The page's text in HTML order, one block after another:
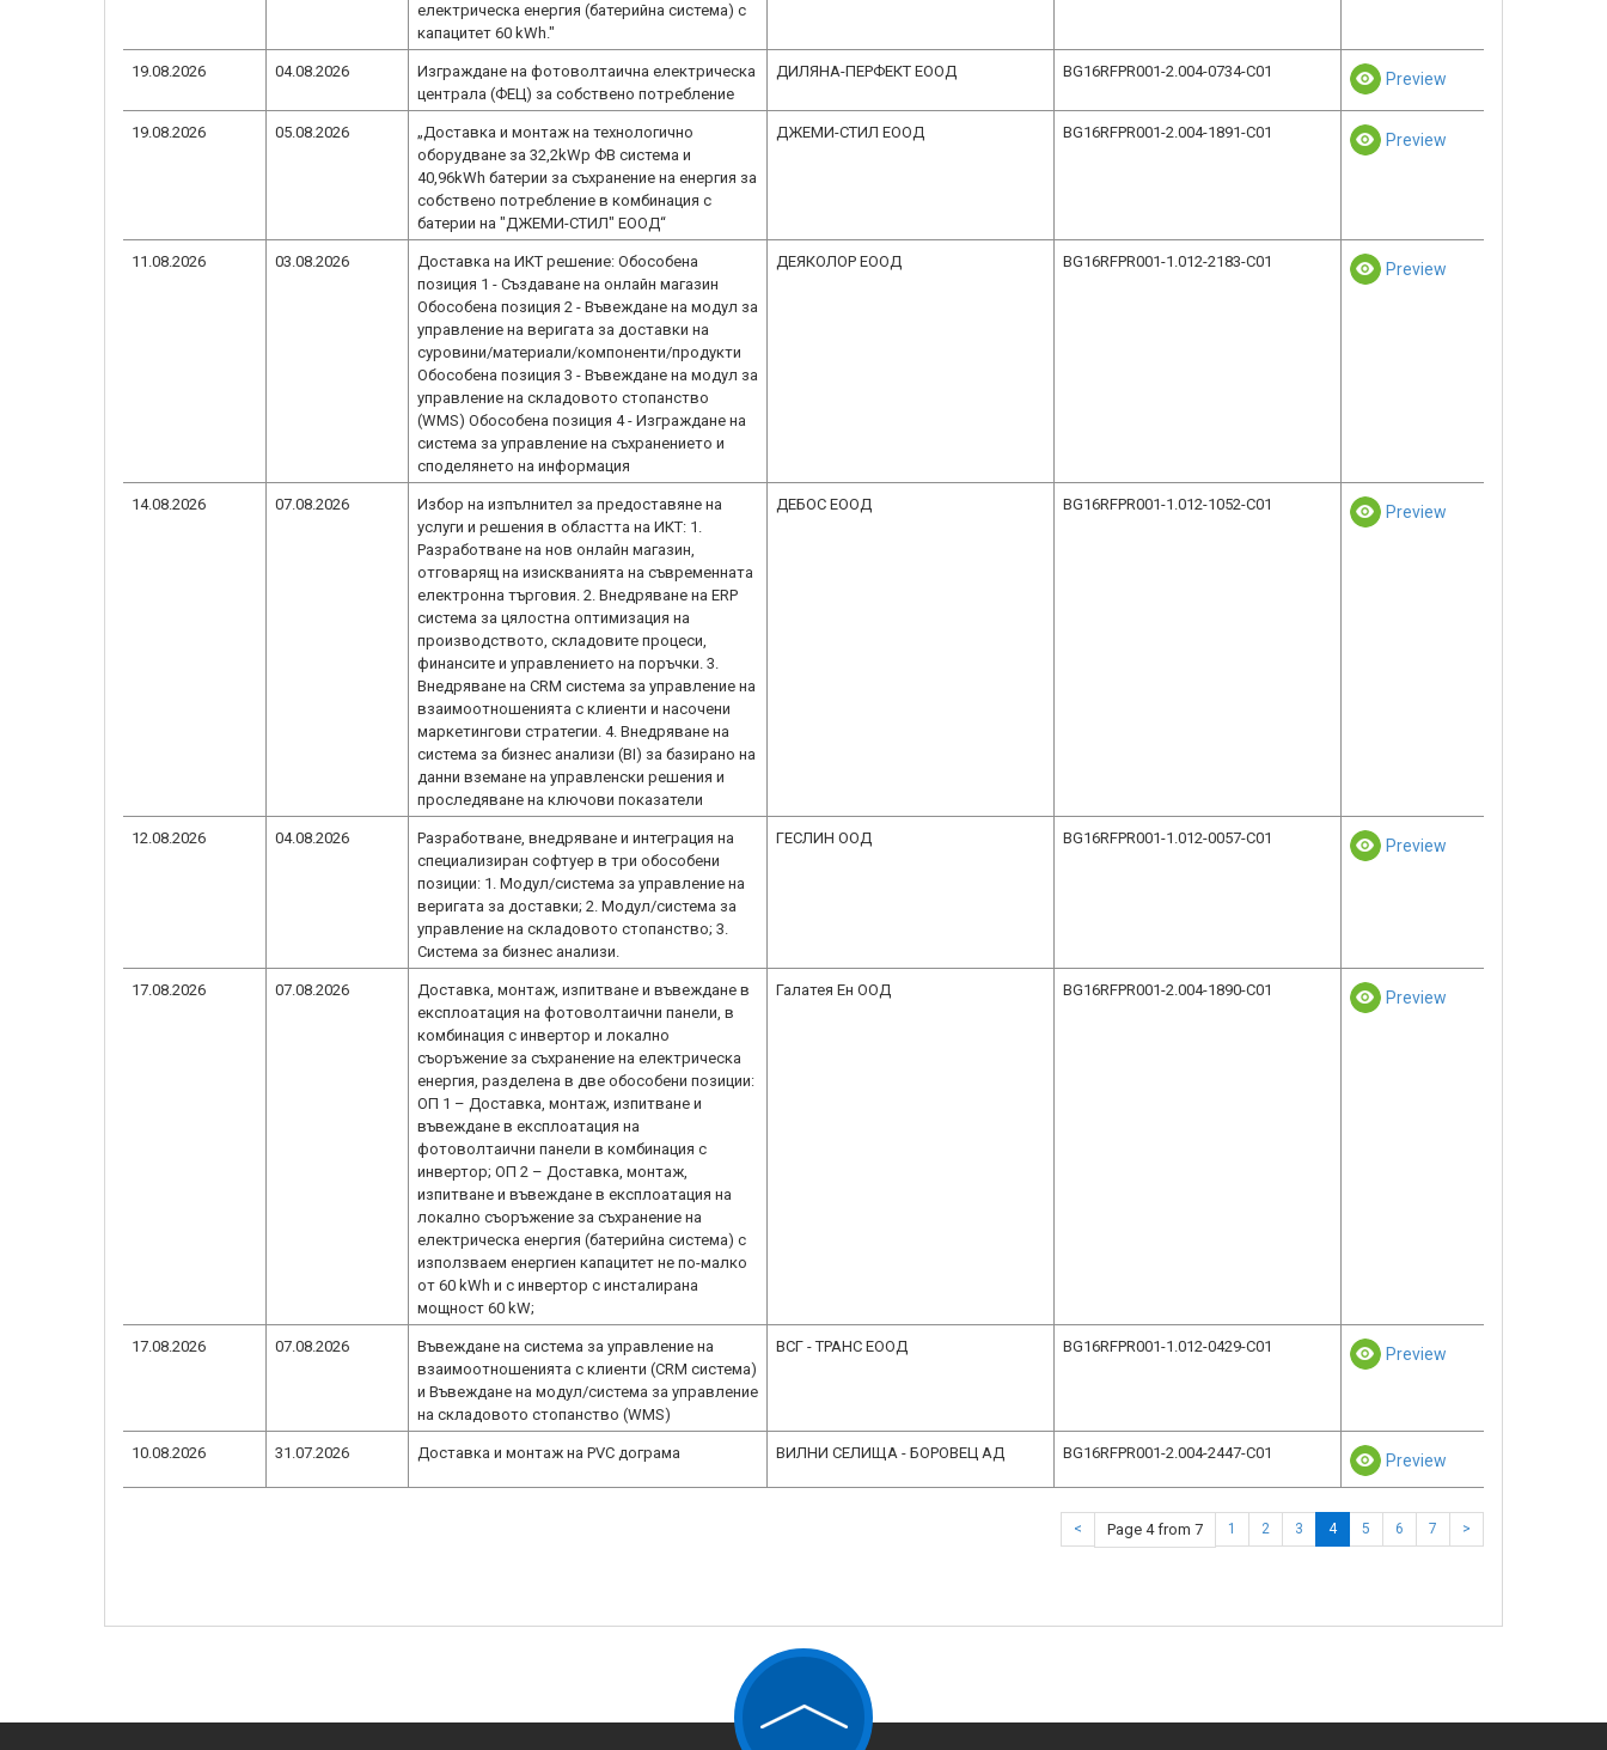
електрическа енергия (батерийна система) с
капацитет 60 kWh."
19.08.2026 04.08.2026
Изграждане на фотоволтаична електрическа
централа (ФЕЦ) за собствено потребление
ДИЛЯНА-ПЕРФЕКТ ЕООД BG16RFPR001-2.004-0734-C01 Preview
19.08.2026 05.08.2026
„Доставка и монтаж на технологично
оборудване за 32,2kWp ФВ система и
40,96kWh батерии за съхранение на енергия за
собствено потребление в комбинация с
батерии на "ДЖЕМИ-СТИЛ" ЕООД“
ДЖЕМИ-СТИЛ ЕООД BG16RFPR001-2.004-1891-C01 Preview
11.08.2026 03.08.2026
Доставка на ИКТ решение: Обособена
позиция 1 - Създаване на онлайн магазин
Обособена позиция 2 - Въвеждане на модул за
управление на веригата за доставки на
суровини/материали/компоненти/продукти
Обособена позиция 3 - Въвеждане на модул за
управление на складовото стопанство
(WMS) Обособена позиция 4 - Изграждане на
система за управление на съхранението и
споделянето на информация
ДЕЯКОЛОР ЕООД BG16RFPR001-1.012-2183-C01 Preview
14.08.2026 07.08.2026
Избор на изпълнител за предоставяне на
услуги и решения в областта на ИКТ: 1.
Разработване на нов онлайн магазин,
отговарящ на изискванията на съвременната
електронна търговия. 2. Внедряване на ERP
система за цялостна оптимизация на
производството, складовите процеси,
финансите и управлението на поръчки. 3.
Внедряване на CRM система за управление на
взаимоотношенията с клиенти и насочени
маркетингови стратегии. 4. Внедряване на
система за бизнес анализи (BI) за базирано на
данни вземане на управленски решения и
проследяване на ключови показатели
ДЕБОС ЕООД BG16RFPR001-1.012-1052-C01 Preview
12.08.2026 04.08.2026
Разработване, внедряване и интегpация на
специализиран софтуер в три обособени
позиции: 1. Модул/система за управление на
веригата за доставки; 2. Модул/система за
управление на складовото стопанство; 3.
Система за бизнес анализи.
ГЕСЛИН ООД BG16RFPR001-1.012-0057-C01 Preview
17.08.2026 07.08.2026
Доставка, монтаж, изпитване и въвеждане в
експлоатация на фотоволтаични панели, в
комбинация с инвертор и локално
съоръжение за съхранение на електрическа
енергия, разделена в две обособени позиции:
ОП 1 – Доставка, монтаж, изпитване и
въвеждане в експлоатация на
фотоволтаични панели в комбинация с
инвертор; ОП 2 – Доставка, монтаж,
изпитване и въвеждане в експлоатация на
локално съоръжение за съхранение на
електрическа енергия (батерийна система) с
използваем енергиен капацитет не по-малко
от 60 kWh и с инвертор с инсталирана
мощност 60 kW;
Галатея Ен ООД BG16RFPR001-2.004-1890-C01 Preview
17.08.2026 07.08.2026
Въвеждане на система за управление на
взаимоотношенията с клиенти (CRM система)
и Въвеждане на модул/система за управление
на складовото стопанство (WMS)
ВСГ - ТРАНС ЕООД BG16RFPR001-1.012-0429-C01 Preview
10.08.2026 31.07.2026 Доставка и монтаж на PVC дограма ВИЛНИ СЕЛИЩА - БОРОВЕЦ АД BG16RFPR001-2.004-2447-C01 Preview
< Page 4 from 7 1 2 3 4 5 6 7 >